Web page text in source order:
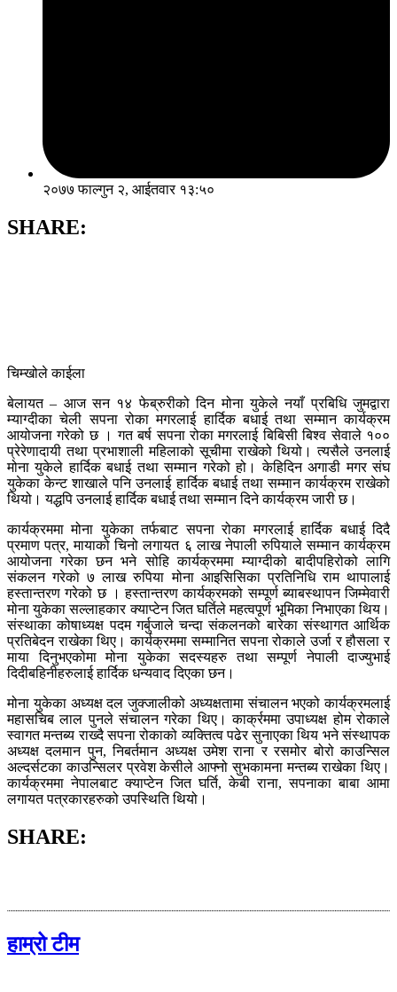
२०७७ फाल्गुन २, आईतवार १३:५०
SHARE:
चिम्खोले काईला
बेलायत – आज सन १४ फेब्रुरीको दिन मोना युकेले नयाँ प्रबिधि जुमद्वारा
म्याग्दीका चेली सपना रोका मगरलाई हार्दिक बधाई तथा सम्मान कार्यक्रम
आयोजना गरेको छ । गत बर्ष सपना रोका मगरलाई बिबिसी बिश्व सेवाले १००
प्रेरेणादायी तथा प्रभाशाली महिलाको सूचीमा राखेको थियो। त्यसैले उनलाई
मोना युकेले हार्दिक बधाई तथा सम्मान गरेको हो। केहिदिन अगाडी मगर संघ
युकेका केन्ट शाखाले पनि उनलाई हार्दिक बधाई तथा सम्मान कार्यक्रम राखेको
थियो। यद्धपि उनलाई हार्दिक बधाई तथा सम्मान दिने कार्यक्रम जारी छ।
कार्यक्रममा मोना युकेका तर्फबाट सपना रोका मगरलाई हार्दिक बधाई दिदै
प्रमाण पत्र, मायाको चिनो लगायत ६ लाख नेपाली रुपियाले सम्मान कार्यक्रम
आयोजना गरेका छन भने सोहि कार्यक्रममा म्याग्दीको बादीपहिरोको लागि
संकलन गरेको ७ लाख रुपिया मोना आइसिसिका प्रतिनिधि राम थापालाई
हस्तान्तरण गरेको छ । हस्तान्तरण कार्यक्रमको सम्पूर्ण ब्याबस्थापन जिम्मेवारी
मोना युकेका सल्लाहकार क्याप्टेन जित घर्तिले महत्वपूर्ण भूमिका निभाएका थिय।
संस्थाका कोषाध्यक्ष पदम गर्बुजाले चन्दा संकलनको बारेका संस्थागत आर्थिक
प्रतिबेदन राखेका थिए। कार्यक्रममा सम्मानित सपना रोकाले उर्जा र हौसला र
माया दिनुभएकोमा मोना युकेका सदस्यहरु तथा सम्पूर्ण नेपाली दाज्युभाई
दिदीबहिनीहरुलाई हार्दिक धन्यवाद दिएका छन।
मोना युकेका अध्यक्ष दल जुक्जालीको अध्यक्षतामा संचालन भएको कार्यक्रमलाई
महासचिब लाल पुनले संचालन गरेका थिए। कार्क्रममा उपाध्यक्ष होम रोकाले
स्वागत मन्तब्य राख्दै सपना रोकाको व्यक्तित्व पढेर सुनाएका थिय भने संस्थापक
अध्यक्ष दलमान पुन, निबर्तमान अध्यक्ष उमेश राना र रसमोर बोरो काउन्सिल
अल्दर्सटका काउन्सिलर प्रवेश केसीले आफ्नो सुभकामना मन्तब्य राखेका थिए।
कार्यक्रममा नेपालबाट क्याप्टेन जित घर्ति, केबी राना, सपनाका बाबा आमा
लगायत पत्रकारहरुको उपस्थिति थियो।
SHARE:
हाम्रो टीम